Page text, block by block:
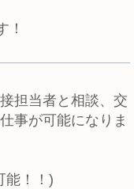
！
担当者と相談、交
事が可能になりま
能！！)